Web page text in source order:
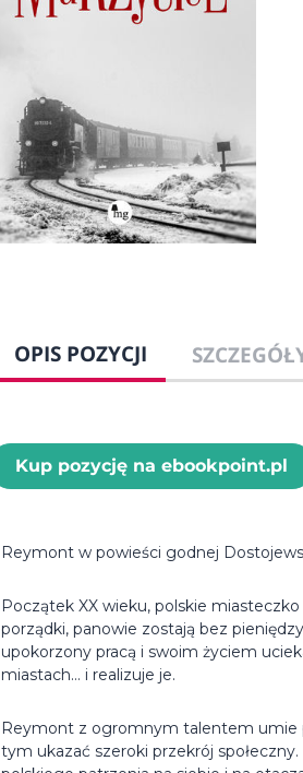
OPIS POZYCJI
Kup pozycję na ebookpoint.pl
Reymont w powieści godnej
Początek XX wieku, polskie
porządki, panowie zostają bez
upokorzony pracą i swoim życiem
miastach… i realizuje je.
Reymont z ogromnym talentem umie
tym ukazać szeroki przekrój społeczny.